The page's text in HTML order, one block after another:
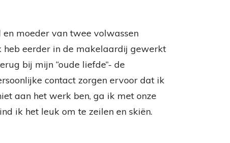
moeder van twee volwassen
heb eerder in de makelaardij gewerkt
bij mijn “oude liefde”- de
contact zorgen ervoor dat ik
aan het werk ben, ga ik met onze
ik het leuk om te zeilen en skiën.